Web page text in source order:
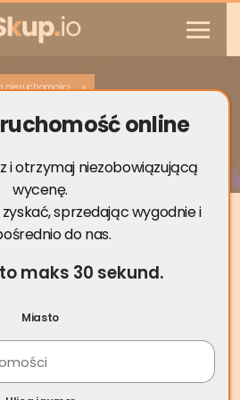
nieruchomości »
Ełk online
i otrzymaj niezobowiązującą
wycenę.
sprzedając wygodnie i
do nas.
maks 30 sekund.
Miasto